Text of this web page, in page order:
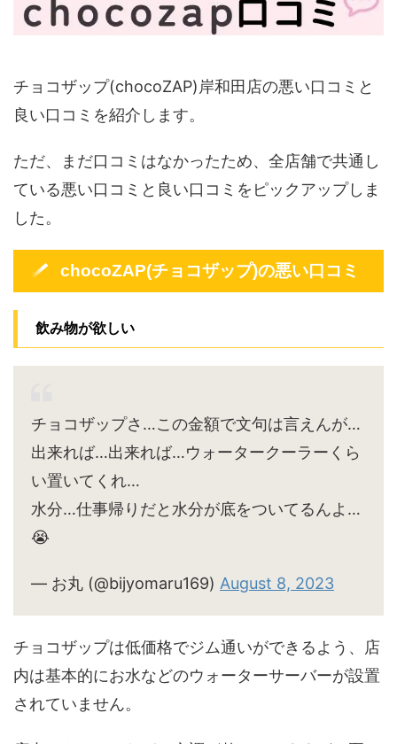
チョコザップ(chocoZAP)岸和田店の悪い口コミと
良い口コミを紹介します。
ただ、まだ口コミはなかったため、全店舗で共通し
ている悪い口コミと良い口コミをピックアップしま
した。
chocoZAP(チョコザップ)の悪い口コミ
飲み物が欲しい
チョコザップさ…この金額で文句は言えんが…
出来れば…出来れば…ウォータークーラーくら
い置いてくれ…
水分…仕事帰りだと水分が底をついてるんよ…
😭
— お丸 (@bijyomaru169) August 8, 2023
チョコザップは低価格でジム通いができるよう、店
内は基本的にお水などのウォーターサーバーが設置
されていません。